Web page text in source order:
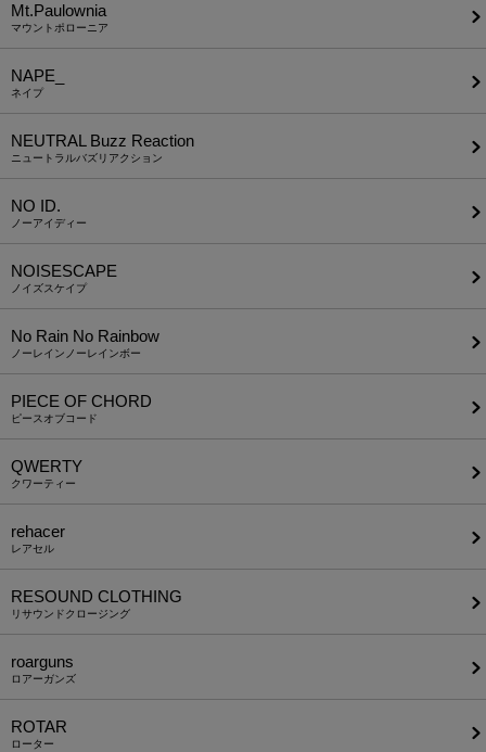
Mt.Paulownia
マウントポローニア
NAPE_
ネイプ
NEUTRAL Buzz Reaction
ニュートラルバズリアクション
NO ID.
ノーアイディー
NOISESCAPE
ノイズスケイプ
No Rain No Rainbow
ノーレインノーレインボー
PIECE OF CHORD
ピースオブコード
QWERTY
クワーティー
rehacer
レアセル
RESOUND CLOTHING
リサウンドクロージング
roarguns
ロアーガンズ
ROTAR
ローター